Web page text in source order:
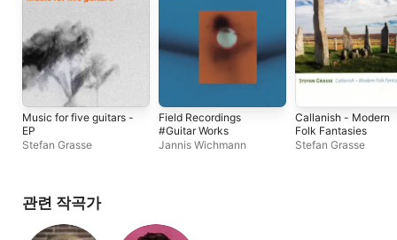
Music for five guitars -
EP
Stefan Grasse
Field Recordings
#Guitar Works
Jannis Wichmann
Callanish - Modern
Folk Fantasies
Stefan Grasse
관련 작곡가